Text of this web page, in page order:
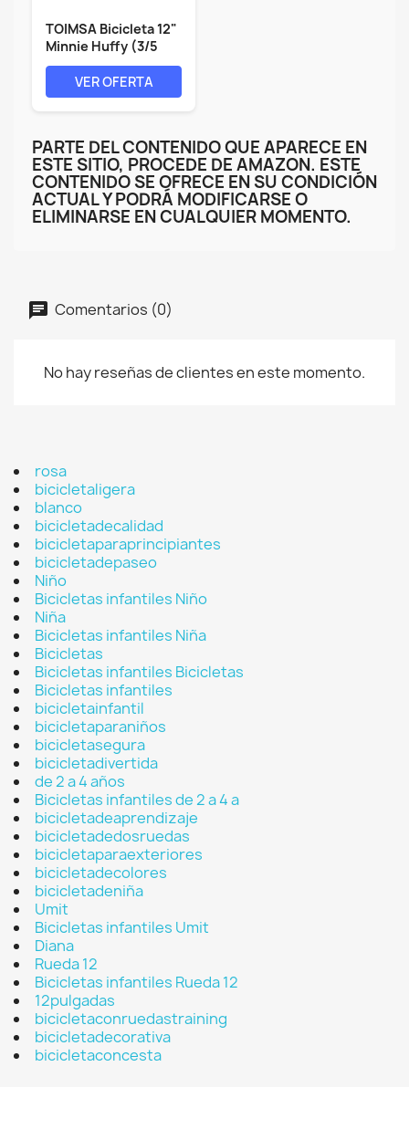
TOIMSA Bicicleta 12"
Minnie Huffy (3/5
años),...
VER OFERTA
PARTE DEL CONTENIDO QUE APARECE EN
ESTE SITIO, PROCEDE DE AMAZON. ESTE
CONTENIDO SE OFRECE EN SU CONDICIÓN
ACTUAL Y PODRÁ MODIFICARSE O
ELIMINARSE EN CUALQUIER MOMENTO.
Comentarios (0)
No hay reseñas de clientes en este momento.
rosa
bicicletaligera
blanco
bicicletadecalidad
bicicletaparaprincipiantes
bicicletadepaseo
Niño
Bicicletas infantiles Niño
Niña
Bicicletas infantiles Niña
Bicicletas
Bicicletas infantiles Bicicletas
Bicicletas infantiles
bicicletainfantil
bicicletaparaniños
bicicletasegura
bicicletadivertida
de 2 a 4 años
Bicicletas infantiles de 2 a 4 a
bicicletadeaprendizaje
bicicletadedosruedas
bicicletaparaexteriores
bicicletadecolores
bicicletadeniña
Umit
Bicicletas infantiles Umit
Diana
Rueda 12
Bicicletas infantiles Rueda 12
12pulgadas
bicicletaconruedastraining
bicicletadecorativa
bicicletaconcesta